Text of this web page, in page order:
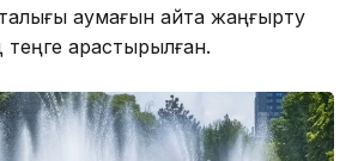
аумағын қайта жаңғырту
қарастырылған.